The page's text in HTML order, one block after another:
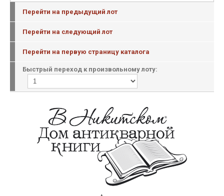
Перейти на предыдущий лот
Перейти на следующий лот
Перейти на первую страницу каталога
Быстрый переход к произвольному лоту: